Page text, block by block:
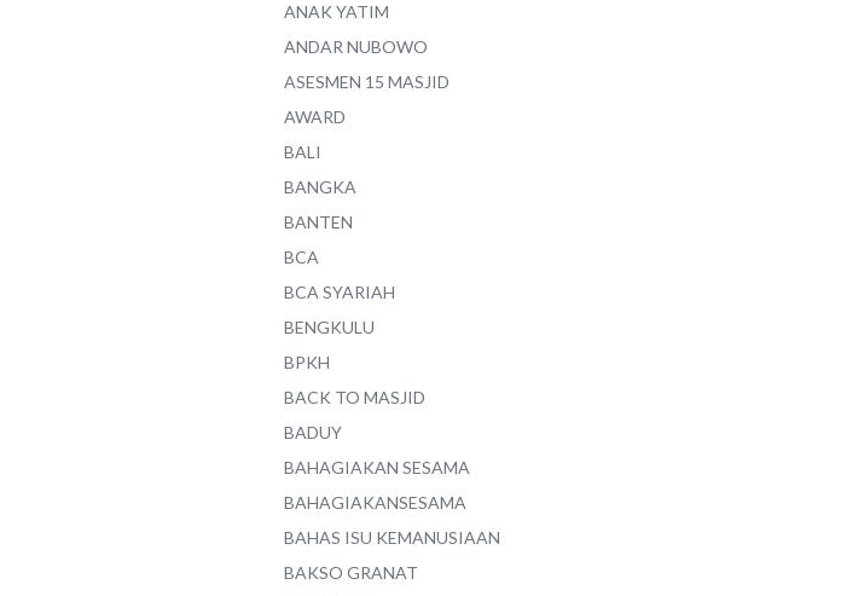
ANAK YATIM
ANDAR NUBOWO
ASESMEN 15 MASJID
AWARD
BALI
BANGKA
BANTEN
BCA
BCA SYARIAH
BENGKULU
BPKH
BACK TO MASJID
BADUY
BAHAGIAKAN SESAMA
BAHAGIAKANSESAMA
BAHAS ISU KEMANUSIAAN
BAKSO GRANAT